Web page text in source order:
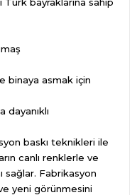
binaya asmak için
dayanıklı
baskı teknikleri ile
canlı renklerle ve
sağlar. Fabrikasyon
yeni görünmesini